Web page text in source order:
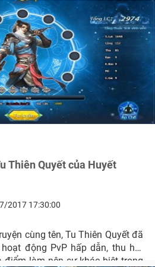
game thủ. Hoạt động này đang
bởi đem đến nhiều lợi ích cho
vật.
Thiên Quyết của Huyết
2017 17:30:00
cùng tên, Tu Thiên Quyết đã
động PvP hấp dẫn, thu hút
làm nên sự khác biệt trong